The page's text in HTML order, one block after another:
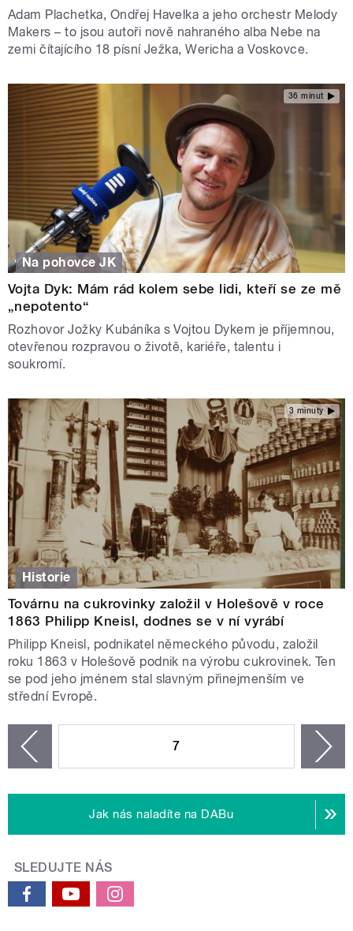
Adam Plachetka, Ondřej Havelka a jeho orchestr Melody
Makers – to jsou autoři nově nahraného alba Nebe na
zemi čítajícího 18 písní Ježka, Wericha a Voskovce.
36 minut
Na pohovce JK
Vojta Dyk: Mám rád kolem sebe lidi, kteří se ze mě
„nepotento“
Rozhovor Jožky Kubáníka s Vojtou Dykem je příjemnou,
otevřenou rozpravou o životě, kariéře, talentu i
soukromí.
3 minuty
Historie
Továrnu na cukrovinky založil v Holešově v roce
1863 Philipp Kneisl, dodnes se v ní vyrábí
Philipp Kneisl, podnikatel německého původu, založil
roku 1863 v Holešově podnik na výrobu cukrovinek. Ten
se pod jeho jménem stal slavným přinejmenším ve
střední Evropě.
7
Jak nás naladíte na DABu
SLEDUJTE NÁS